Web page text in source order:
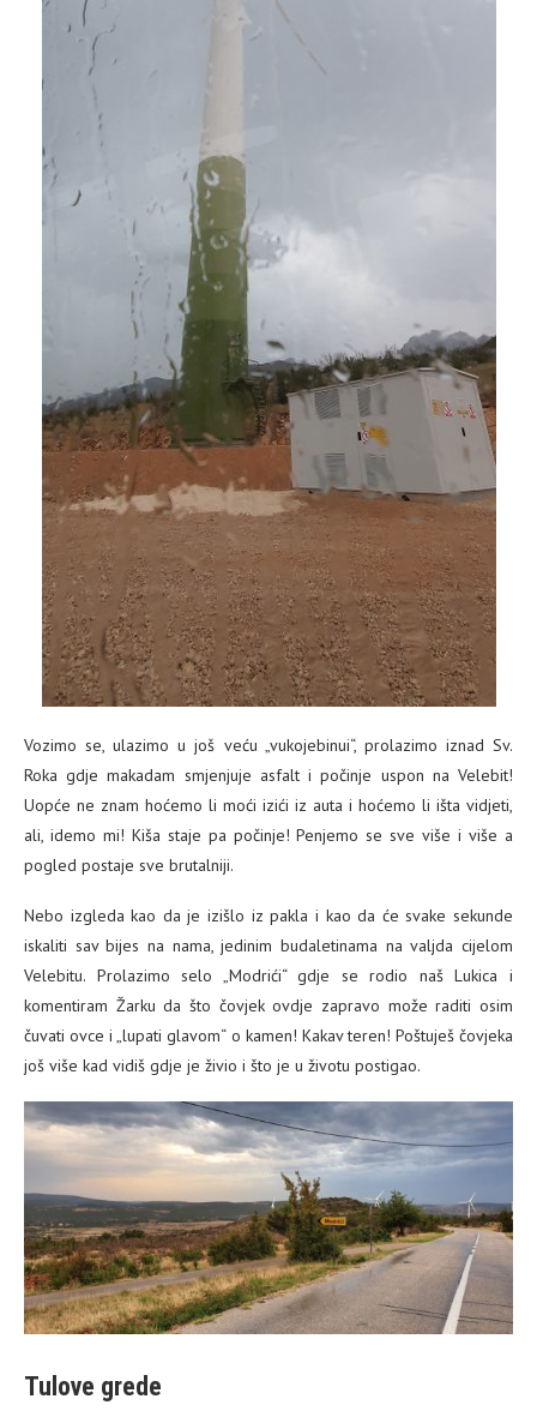
Vozimo se, ulazimo u još veću „vukojebinui“, prolazimo iznad Sv.
Roka gdje makadam smjenjuje asfalt i počinje uspon na Velebit!
Uopće ne znam hoćemo li moći izići iz auta i hoćemo li išta vidjeti,
ali, idemo mi! Kiša staje pa počinje! Penjemo se sve više i više a
pogled postaje sve brutalniji.
Nebo izgleda kao da je izišlo iz pakla i kao da će svake sekunde
iskaliti sav bijes na nama, jedinim budaletinama na valjda cijelom
Velebitu. Prolazimo selo „Modrići“ gdje se rodio naš Lukica i
komentiram Žarku da što čovjek ovdje zapravo može raditi osim
čuvati ovce i „lupati glavom“ o kamen! Kakav teren! Poštuješ čovjeka
još više kad vidiš gdje je živio i što je u životu postigao.
Tulove grede